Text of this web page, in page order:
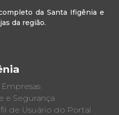
da Santa Ifigênia e
da região.
e Segurança
de Usuário do Portal